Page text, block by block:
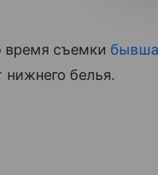
время съемки
нижнего белья.